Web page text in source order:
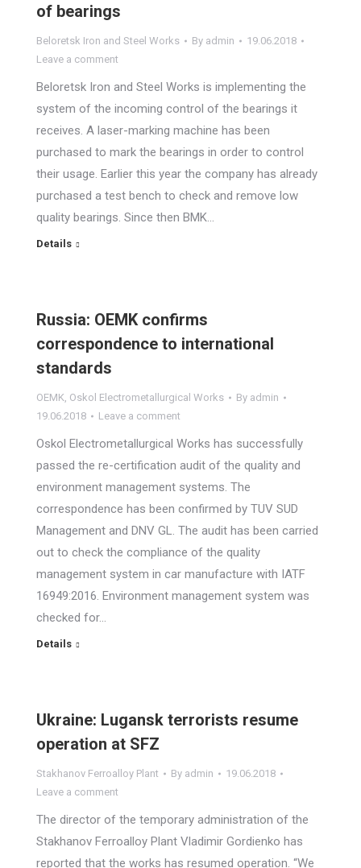
of bearings
Beloretsk Iron and Steel Works By admin
19.06.2018
Leave a comment
Beloretsk Iron and Steel Works is implementing the
system of the incoming control of the bearings it
receives. A laser-marking machine has been
purchased to mark the bearings in order to control
their usage. Earlier this year the company has already
purchased a test bench to check and remove low
quality bearings. Since then BMK…
Details
Russia: OEMK confirms
correspondence to international
standards
OEMK, Oskol Electrometallurgical Works By admin
19.06.2018
Leave a comment
Oskol Electrometallurgical Works has successfully
passed the re-certification audit of the quality and
environment management systems. The
correspondence has been confirmed by TUV SUD
Management and DNV GL. The audit has been carried
out to check the compliance of the quality
management system in car manufacture with IATF
16949:2016. Environment management system was
checked for…
Details
Ukraine: Lugansk terrorists resume
operation at SFZ
Stakhanov Ferroalloy Plant By admin
19.06.2018
Leave a comment
The director of the temporary administration of the
Stakhanov Ferroalloy Plant Vladimir Gordienko has
reported that the works has resumed operation. “We